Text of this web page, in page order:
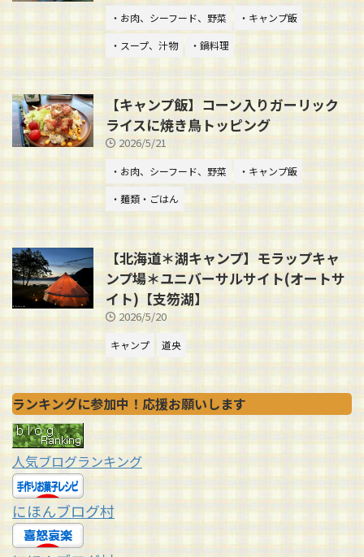
・お肉、シーフード、野菜
・キャンプ飯
・スープ、汁物
・鍋料理
【キャンプ飯】コーン入りガーリック
ライスに焼き鳥トッピング
2026/5/21
・お肉、シーフード、野菜
・キャンプ飯
・麺類・ごはん
【北海道＊湖キャンプ】モラップキャ
ンプ場＊ユニバーサルサイト(オートサ
イト)【支笏湖】
2026/5/20
キャンプ 道央
ランキングに参加中！応援お願いします
人気ブログランキング
にほんブログ村